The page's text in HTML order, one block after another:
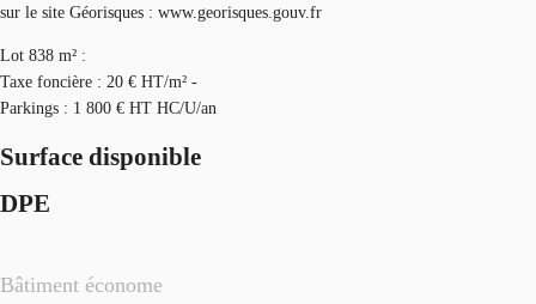
sur le site Géorisques : www.georisques.gouv.fr
Lot 838 m² :
Taxe foncière : 20 € HT/m² -
Parkings : 1 800 € HT HC/U/an
Surface disponible
DPE
Bâtiment économe